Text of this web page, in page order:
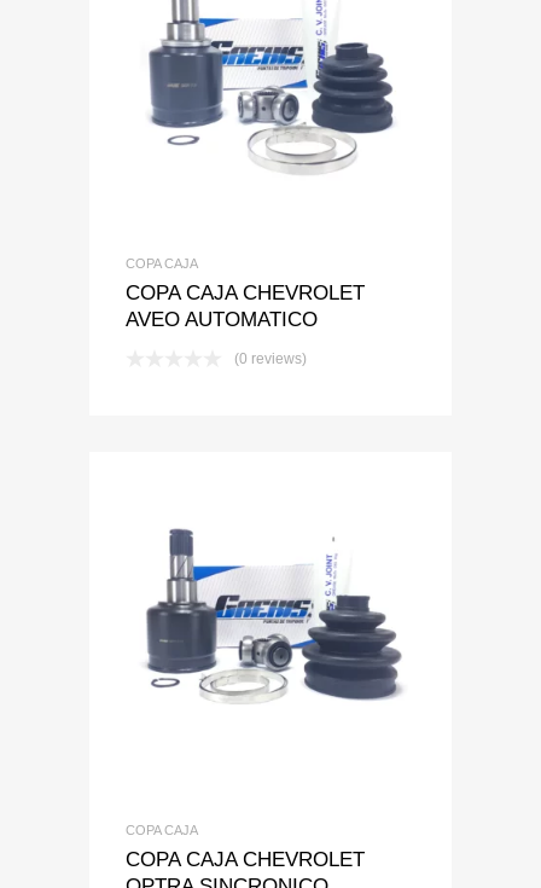
Add to Wishlist
Add to Compare
COPA CAJA
COPA CAJA CHEVROLET
AVEO AUTOMATICO
(0 reviews)
Add to Wishlist
Add to Compare
COPA CAJA
COPA CAJA CHEVROLET